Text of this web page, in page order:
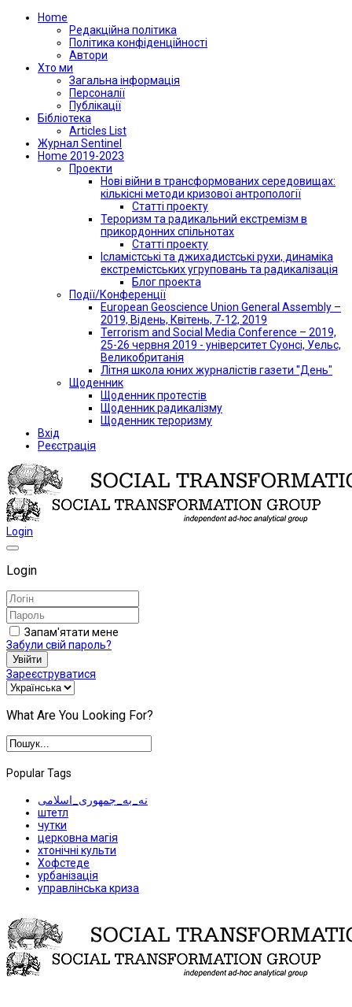
Home
Редакційна політика
Політика конфіденційності
Автори
Хто ми
Загальна інформація
Персоналії
Публікації
Бібліотека
Articles List
Журнал Sentinel
Home 2019-2023
Проекти
Нові війни в трансформованих середовищах:
кількісні методи кризової антропології
Статті проекту
Тероризм та радикальний екстремізм в
прикордонних спільнотах
Статті проекту
Ісламістські та джихадистські рухи, динаміка
екстремістських угруповань та радикалізація
Блог проекта
Події/Конференції
European Geoscience Union General Assembly –
2019, Відень, Квітень, 7-12, 2019
Terrorism and Social Media Conference – 2019,
25-26 червня 2019 - університет Суонсі, Уельс,
Великобританія
Літня школа юних журналістів газети "День"
Щоденник
Щоденник протестів
Щоденник радикалізму
Щоденник тероризму
Вхід
Реєстрація
Login
Login
Запам'ятати мене
Забули свій пароль?
Увійти
Зареєструватися
What Are You Looking For?
Popular Tags
نه_به_جمهوری_اسلامی
штетл
чутки
церковна магія
хтонічні культи
Хофстеде
урбанізація
управлінська криза